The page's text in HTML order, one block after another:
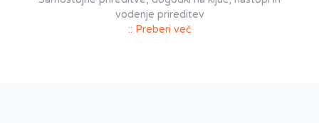
vodenje prireditev
:: Preberi več